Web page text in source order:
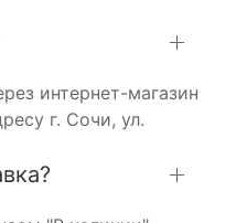
интернет-магазин
г. Сочи, ул.